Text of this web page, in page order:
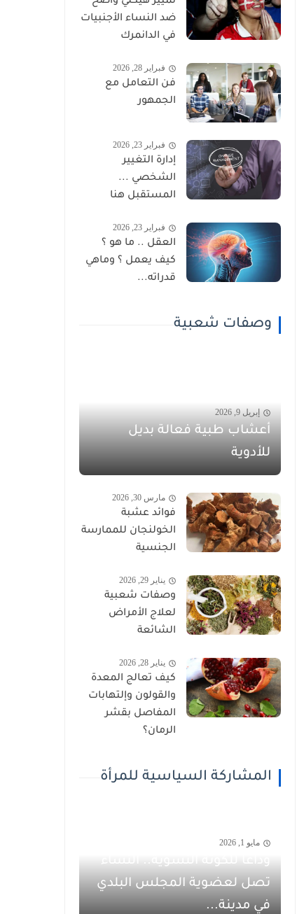
ضد النساء الأجنبيات
في الدانمرك
فبراير 28, 2026
فن التعامل مع
الجمهور
فبراير 23, 2026
إدارة التغيير
الشخصي ...
المستقبل هنا
فبراير 23, 2026
العقل .. ما هو ؟
كيف يعمل ؟ وماهي
قدراته...
وصفات شعبية
إبريل 9, 2026
أعشاب طبية فعالة بديل
للأدوية
مارس 30, 2026
فوائد عشبة
الخولنجان للممارسة
الجنسية
يناير 29, 2026
وصفات شعبية
لعلاج الأمراض
الشائعة
يناير 28, 2026
كيف تعالج المعدة
والقولون وإلتهابات
المفاصل بقشر
الرمان؟
المشاركة السياسية للمرأة
مايو 1, 2026
وداعاً للكوتة النسوية.. النساء
تصل لعضوية المجلس البلدي
في مدينة...